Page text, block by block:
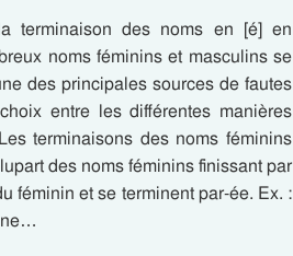
terminaison des noms en [é] en
noms féminins et masculins se
des principales sources de fautes
entre les différentes manières
terminaisons des noms féminins
des noms féminins finissant par
féminin et se terminent par-ée. Ex. :